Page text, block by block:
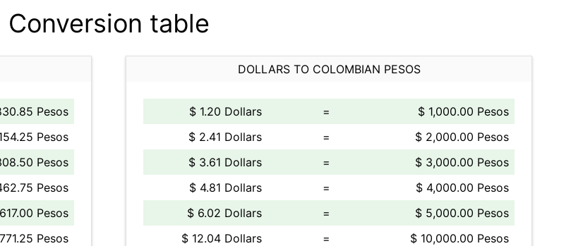
Conversion table
Pesos
Pesos
Pesos
Pesos
Pesos
Pesos
DOLLARS TO COLOMBIAN PESOS
$ 1.20 Dollars =
$ 1,000.00 Pesos
$ 2.41 Dollars
=
$ 2,000.00 Pesos
$ 3.61 Dollars
=
$ 3,000.00 Pesos
$ 4.81 Dollars
=
$ 4,000.00 Pesos
$ 6.02 Dollars
=
$ 5,000.00 Pesos
$ 12.04 Dollars
=
$ 10,000.00 Pesos